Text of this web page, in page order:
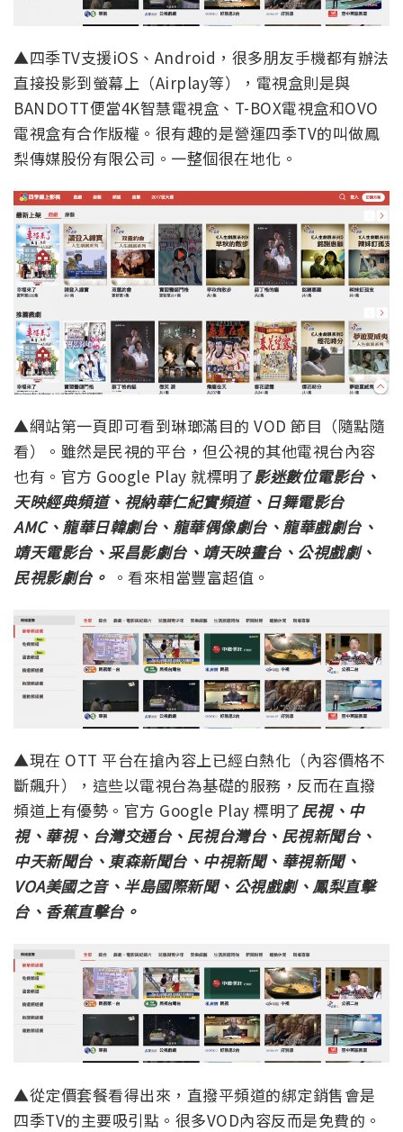
▲四季TV支援iOS、Android，很多朋友手機都有辦法
直接投影到螢幕上（Airplay等），電視盒則是與
BANDOTT便當4K智慧電視盒、T-BOX電視盒和OVO
電視盒有合作版權。很有趣的是營運四季TV的叫做鳳
梨傳媒股份有限公司。一整個很在地化。
▲網站第一頁即可看到琳瑯滿目的 VOD 節目（隨點隨
看）。雖然是民視的平台，但公視的其他電視台內容
也有。官方 Google Play 就標明了影迷數位電影台、
天映經典頻道、視納華仁紀實頻道、日舞電影台
AMC、龍華日韓劇台、龍華偶像劇台、龍華戲劇台、
靖天電影台、采昌影劇台、靖天映畫台、公視戲劇、
民視影劇台。 。看來相當豐富超值。
▲現在 OTT 平台在搶內容上已經白熱化（內容價格不
斷飆升），這些以電視台為基礎的服務，反而在直撥
頻道上有優勢。官方 Google Play 標明了民視、中
視、華視、台灣交通台、民視台灣台、民視新聞台、
中天新聞台、東森新聞台、中視新聞、華視新聞、
VOA美國之音、半島國際新聞、公視戲劇、鳳梨直擊
台、香蕉直擊台。
▲從定價套餐看得出來，直撥平頻道的綁定銷售會是
四季TV的主要吸引點。很多VOD內容反而是免費的。